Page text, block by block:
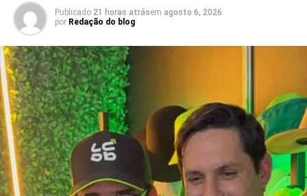
Seridó está associado à diversificação da economia local
e à geração de empregos formais. O município possui
forte presença das indústrias de facção têxtil e da
bonelaria, segmentos que absorvem parcela significativa
da mão de obra, contribuindo para o aumento da renda
das famílias e reduzindo a necessidade de acesso ao
benefício.
Especialistas que analisaram os dados também atribuem
esse resultado ao trabalho desenvolvido pela política
municipal de assistência social. Na avaliação deles, a
atuação da gestão da Secretaria Municipal de Trabalho,
Publicado 21 horas atrásem agosto 6, 2026
por Redação do blog